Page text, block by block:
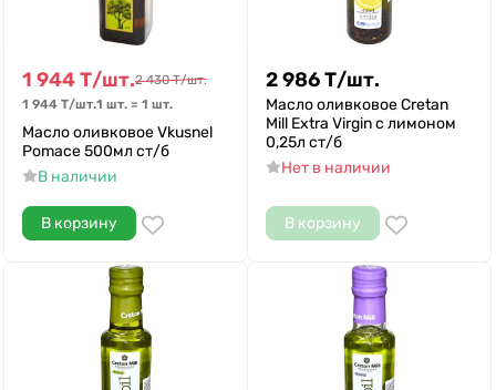
1 944Т/шт.2 430 Т/шт.
1 944 Т/шт.1 шт. = 1 шт.
Масло оливковое Vkusnel
Pomace 500мл ст/б
В наличии
В корзину
2 986Т/шт.
Масло оливковое Cretan
Mill Extra Virgin с лимоном
0,25л ст/б
Нет в наличии
В корзину